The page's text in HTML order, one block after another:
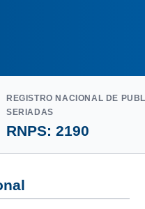
REGISTRO NACIONAL DE
SERIADAS
RNPS: 2190